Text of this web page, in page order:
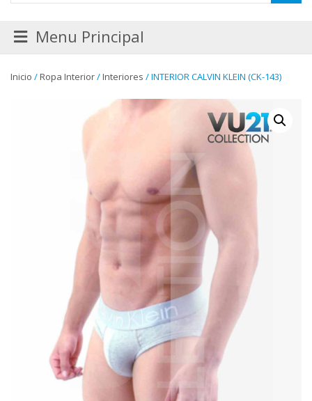
Menu Principal
Inicio /Ropa Interior/Interiores / INTERIOR CALVIN KLEIN (CK-143)